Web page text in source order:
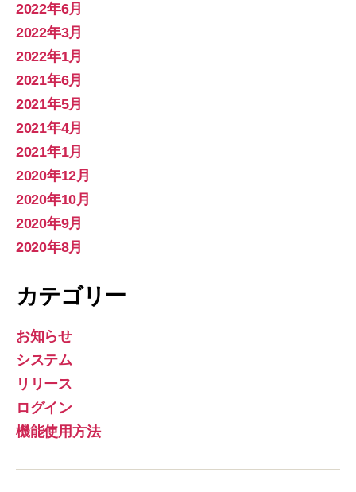
2022年6月
2022年3月
2022年1月
2021年6月
2021年5月
2021年4月
2021年1月
2020年12月
2020年10月
2020年9月
2020年8月
カテゴリー
お知らせ
システム
リリース
ログイン
機能使用方法